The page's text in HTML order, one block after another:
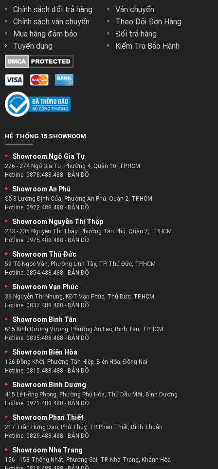
Chính sách đổi trả hàng
Chính sách vận chuyển
Mua hàng đảm bảo
Tuyển dụng
Vận chuyển
Theo Dõi Đơn Hàng
Đổi trả hàng
Kiểm Tra Bảo Hành
HỆ THỐNG 15 SHOWROOM
Showroom Ngô Gia Tự
276 - 274 Ngô Gia Tự, Phường 4, Quận 10, TP.HCM
Hotline: 0878.488.488 - BẢN ĐỒ
Showroom An Phú
Số 8 Lương Định Của, Phường An Phú, Quận 2, TP.HCM
Hotline: 0922.488.488 - BẢN ĐỒ
Showroom Nguyễn Thị Thập
233 - 235 Nguyễn Thị Thập, Phường Tân Phú, Quận 7, TP.HCM
Hotline: 0975.488.488 - BẢN ĐỒ
Showroom Thủ Đức
59 Tô Ngọc Vân, Phường Linh Tây, TP. Thủ Đức, TP.HCM
Hotline: 0854.488.488 - BẢN ĐỒ
Showroom Vạn Phúc
36 Nguyễn Thị Nhung, KĐT Vạn Phúc, Thủ Đức, TP.HCM
Hotline: 0837.488.488 - BẢN ĐỒ
Showroom Bình Tân
615 Kinh Dương Vương, Phường An Lạc, Bình Tân, TP.HCM
Hotline: 0835.488.488 - BẢN ĐỒ
Showroom Biên Hòa
126 Đồng Khởi, Phường Tân Hiệp, Biên Hòa, Đồng Nai
Hotline: 0815.488.488 - BẢN ĐỒ
Showroom Bình Dương
415 Lê Hồng Phong, Phường Phú Hòa, Thủ Dầu Một, Bình Dương
Hotline: 0921.488.488 - BẢN ĐỒ
Showroom Phan Thiết
217 Trần Hưng Đạo, Phú Thủy, TP. Phan Thiết, Bình Thuận
Hotline: 0829.488.488 - BẢN ĐỒ
Showroom Nha Trang
156 - 158 Thống Nhất, Phương Sài, TP. Nha Trang, Khánh Hòa